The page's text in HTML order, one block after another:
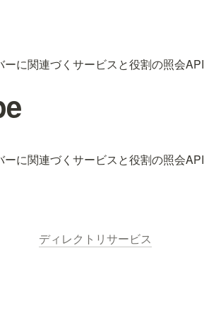
ーに関連づくサービスと役割の照会API
ーに関連づくサービスと役割の照会API
ディレクトリサービス